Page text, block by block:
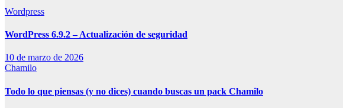
Wordpress
WordPress 6.9.2 – Actualización de seguridad
10 de marzo de 2026
Chamilo
Todo lo que piensas (y no dices) cuando buscas un pack Chamilo